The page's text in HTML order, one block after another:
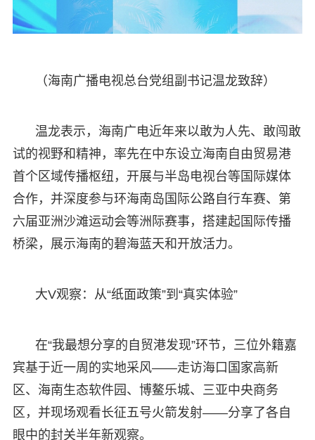
（海南广播电视总台党组副书记温龙致辞）
温龙表示，海南广电近年来以敢为人先、敢闯敢
试的视野和精神，率先在中东设立海南自由贸易港
首个区域传播枢纽，开展与半岛电视台等国际媒体
合作，并深度参与环海南岛国际公路自行车赛、第
六届亚洲沙滩运动会等洲际赛事，搭建起国际传播
桥梁，展示海南的碧海蓝天和开放活力。
大V观察：从“纸面政策”到“真实体验”
在“我最想分享的自贸港发现”环节，三位外籍嘉
宾基于近一周的实地采风——走访海口国家高新
区、海南生态软件园、博鳌乐城、三亚中央商务
区，并现场观看长征五号火箭发射——分享了各自
眼中的封关半年新观察。